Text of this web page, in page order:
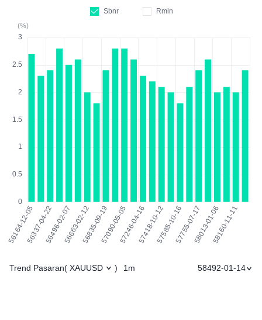
Sbnr
Rmln
(%)
Trend Pasaran( XAUUSD ) 1m 58492-01-14